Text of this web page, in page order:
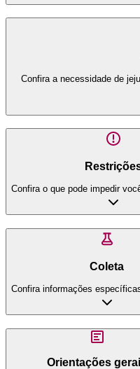
Confira a necessidade de
Confira o que pode impedir
Coleta
Confira informações
Orientações